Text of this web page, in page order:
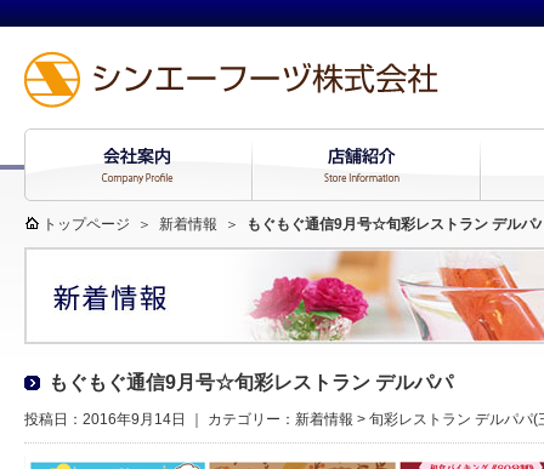
トップページ ＞ 新着情報 ＞ もぐもぐ通信9月号☆旬彩レストラン デルパ
もぐもぐ通信9月号☆旬彩レストラン デルパパ
投稿日：2016年9月14日 ｜ カテゴリー： 新着情報 > 旬彩レストラン デルパパ